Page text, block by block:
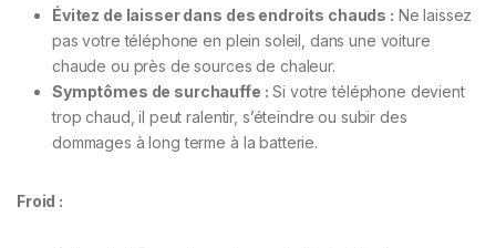
Évitez de laisser dans des endroits chauds : Ne laissez
pas votre téléphone en plein soleil, dans une voiture
chaude ou près de sources de chaleur.
Symptômes de surchauffe : Si votre téléphone devient
trop chaud, il peut ralentir, s’éteindre ou subir des
dommages à long terme à la batterie.
Froid :